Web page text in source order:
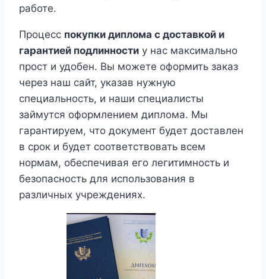
работе.
Процесс покупки диплома с доставкой и
гарантией подлинности у нас максимально
прост и удобен. Вы можете оформить заказ
через наш сайт, указав нужную
специальность, и наши специалисты
займутся оформлением диплома. Мы
гарантируем, что документ будет доставлен
в срок и будет соответствовать всем
нормам, обеспечивая его легитимность и
безопасность для использования в
различных учреждениях.